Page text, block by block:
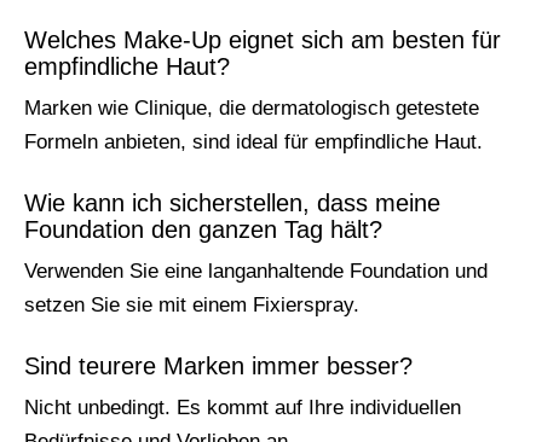
Welches Make-Up eignet sich am besten für
empfindliche Haut?
Marken wie Clinique, die dermatologisch getestete
Formeln anbieten, sind ideal für empfindliche Haut.
Wie kann ich sicherstellen, dass meine
Foundation den ganzen Tag hält?
Verwenden Sie eine langanhaltende Foundation und
setzen Sie sie mit einem Fixierspray.
Sind teurere Marken immer besser?
Nicht unbedingt. Es kommt auf Ihre individuellen